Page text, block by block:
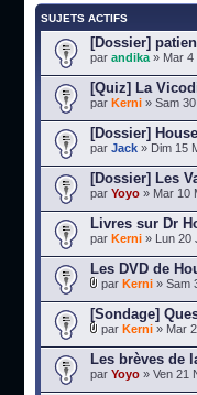
SUJETS ACTIFS
[Dossier]
par andika » Mar 4
[Quiz] La
par Kerni » Sam
[Dossier]
par Jack » Dim 15
[Dossier] Les
par Yoyo » Mar 10
Livres sur Dr
par Kerni » Lun 20
Les DVD de
par Kerni » Sam
[Sondage]
par Kerni » Mar
Les brèves de
par Yoyo » Ven 21